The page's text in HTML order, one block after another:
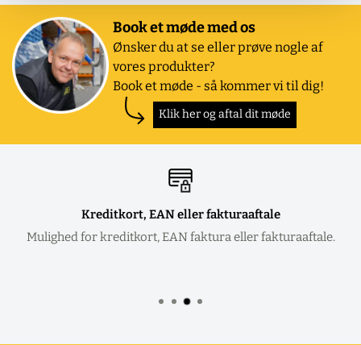
Book et møde med os
Ønsker du at se eller prøve nogle af
vores produkter?
Book et møde - så kommer vi til dig!
Klik her og aftal dit møde
Kreditkort, EAN eller fakturaaftale
Mulighed for kreditkort, EAN faktura eller fakturaaftale.